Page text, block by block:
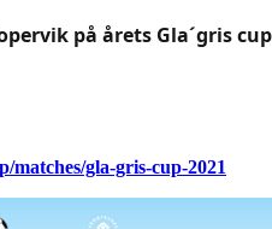
på årets Gla´gris
gla-gris-cup-2021